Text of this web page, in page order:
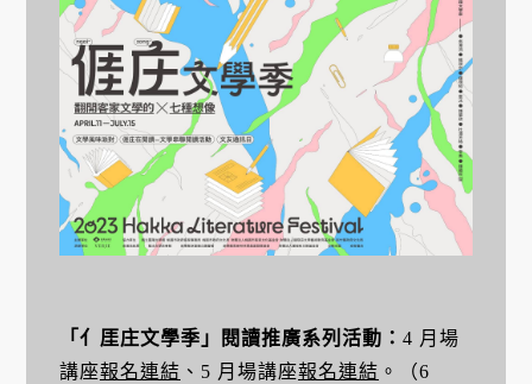
「亻厓庄文學季」閱讀推廣系列活動： 4 月場
講座報名連結 、5 月場講座報名連結 。（6